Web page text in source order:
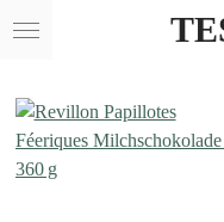
Skip
content